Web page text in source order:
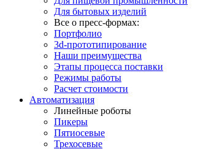
Для бытовых изделий
Все о пресс-формах:
Портфолио
3d-прототипирование
Наши преимущества
Этапы процесса поставки
Режимы работы
Расчет стоимости
Автоматизация
Линейные роботы
Пикеры
Пятиосевые
Трехосевые